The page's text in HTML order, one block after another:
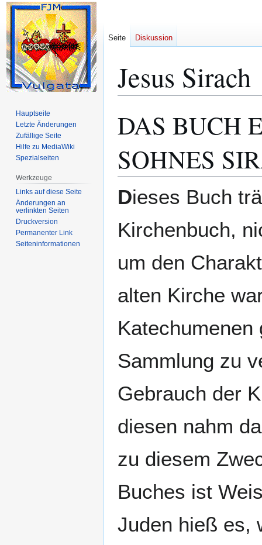
Jesus Sirach
Navigation
Suche
DAS BUCH
SOHNES
Dieses Buch
Kirchenbuch,
um den
alten Kirche
Katechumenen
Sammlung zu
Gebrauch der
diesen nahm
zu diesem
Buches ist
Juden hieß es,
Seite Diskussion
Hauptseite
Letzte Änderungen
Zufällige Seite
Hilfe zu MediaWiki
Spezialseiten
Werkzeuge
Links auf diese Seite
Änderungen an
verlinkten Seiten
Druckversion
Permanenter Link
Seiten­­informationen